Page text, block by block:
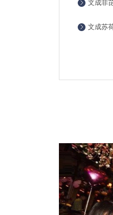
文成菲
文成苏